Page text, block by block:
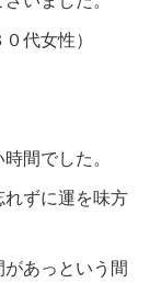
代女性）
間でした。
ずに運を味方
あっという間